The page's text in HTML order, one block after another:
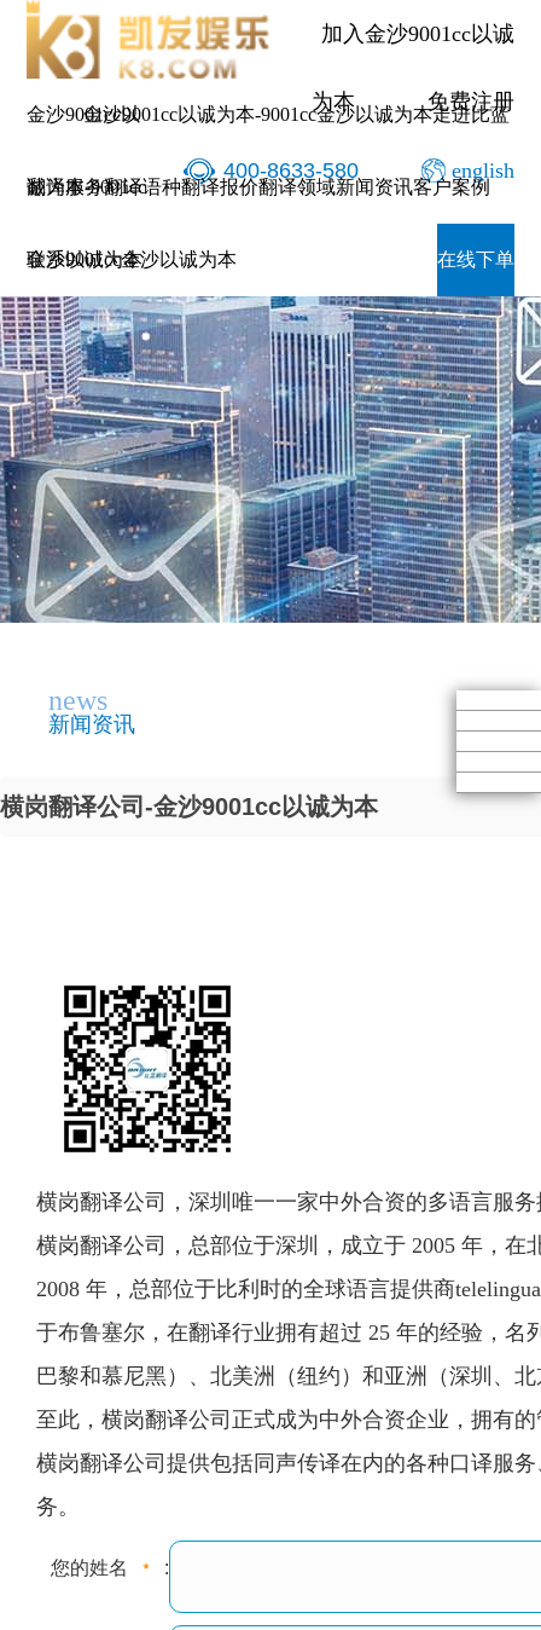
加入金沙9001cc以诚
为本 免费注册
400-8633-580 english
金沙9001cc以
诚为本-9001cc
金沙以诚为本
金沙9001cc以诚为本-9001cc金沙以诚为本走进比蓝
翻译服务翻译语种翻译报价翻译领域新闻资讯客户案例
联系9001cc金沙以诚为本 在线下单
news
新闻资讯
横岗翻译公司-金沙9001cc以诚为本
横岗翻译公司，深圳唯一一家中外合资的多语言服
横岗翻译公司，总部位于深圳，成立于 2005 年，
2008 年，总部位于比利时的全球语言提供商
于布鲁塞尔，在翻译行业拥有超过 25 年的经验，
巴黎和慕尼黑）、北美洲（纽约）和亚洲（深圳、
至此，横岗翻译公司正式成为中外合资企业，拥有
横岗翻译公司提供包括同声传译在内的各种口译服
务。
您的姓名 :